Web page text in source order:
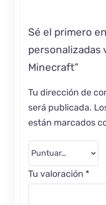
Sé el primero
personalizadas
Minecraft”
Tu dirección de
será publicada.
están marcados
Tu valoración *